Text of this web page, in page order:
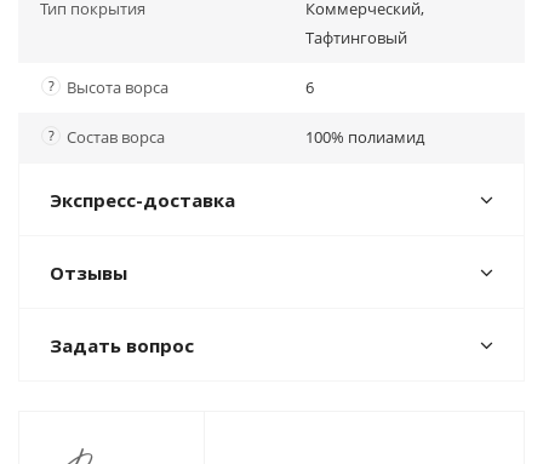
Тип покрытия
Коммерческий,
Тафтинговый
? Высота ворса 6
? Состав ворса 100% полиамид
Экспресс-доставка
Отзывы
Задать вопрос